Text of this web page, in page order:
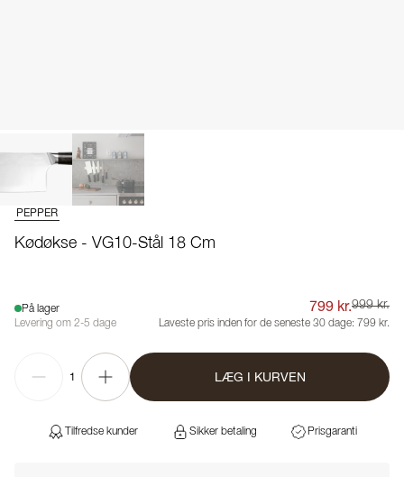
PEPPER
Kødøkse - VG10-Stål 18 Cm
På lager
Levering om 2-5 dage
799 kr.999 kr.
Laveste pris inden for de seneste 30 dage: 799 kr.
1 LÆG I KURVEN
Tilfredse kunder Sikker betaling Prisgaranti